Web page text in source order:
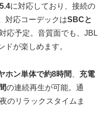
に対応しており、接続の
対応コーデックはSBCと
応予定。音質面でも、JBL
ドが楽しめます。
ホン単体で約8時間
充電
の連続再生が可能。通
のリラックスタイムま